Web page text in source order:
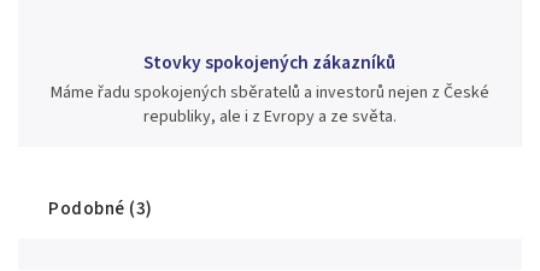
Stovky spokojených zákazníků
Máme řadu spokojených sběratelů a investorů nejen z České
republiky, ale i z Evropy a ze světa.
Podobné (3)